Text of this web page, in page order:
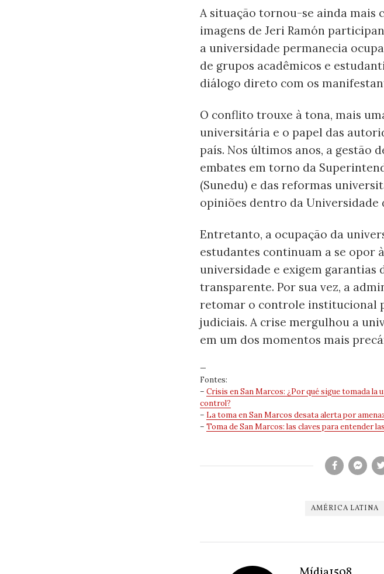
A situação tornou-se ainda mais
imagens de Jeri Ramón
a universidade permanecia
de grupos acadêmicos e
diálogo direto com os
O conflito trouxe à tona, mais
universitária e o papel das
país. Nos últimos anos, a gestão
embates em torno da
(Sunedu) e das reformas
opiniões dentro da Universidade
Entretanto, a ocupação da
estudantes continuam a se opor
universidade e exigem garantias
transparente. Por sua vez, a
retomar o controle institucional
judiciais. A crise mergulhou a
em um dos momentos mais
—
Fontes:
– Crisis en San Marcos: ¿Por qué sigue tomada la
control?
– La toma en San Marcos desata alerta por
– Toma de San Marcos: las claves para entender
AMÉRICA LATINA